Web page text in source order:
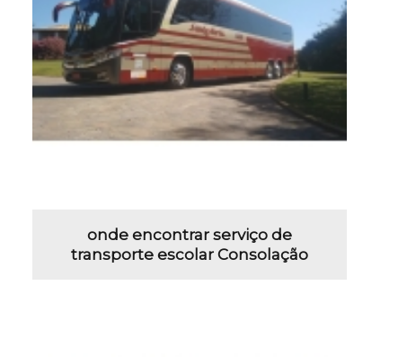
onde encontrar serviço de
transporte escolar Consolação